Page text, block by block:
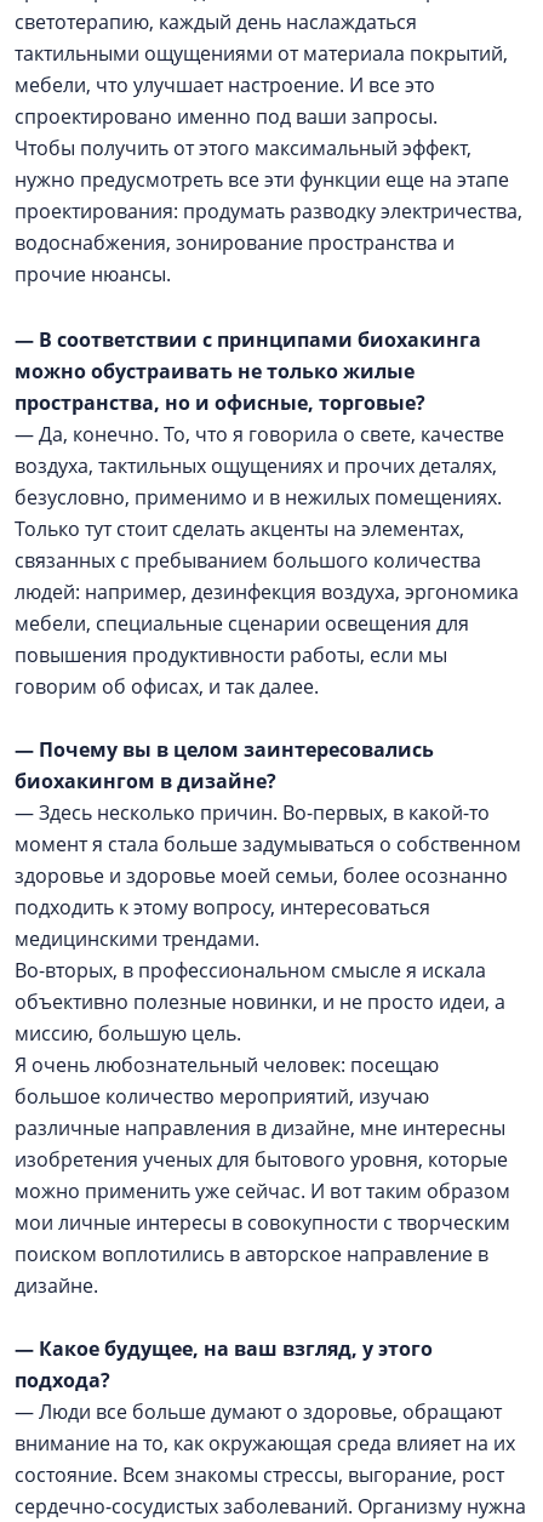
светотерапию, каждый день наслаждаться
тактильными ощущениями от материала покрытий,
мебели, что улучшает настроение. И все это
спроектировано именно под ваши запросы.
Чтобы получить от этого максимальный эффект,
нужно предусмотреть все эти функции еще на этапе
проектирования: продумать разводку электричества,
водоснабжения, зонирование пространства и
прочие нюансы.
— В соответствии с принципами биохакинга
можно обустраивать не только жилые
пространства, но и офисные, торговые?
— Да, конечно. То, что я говорила о свете, качестве
воздуха, тактильных ощущениях и прочих деталях,
безусловно, применимо и в нежилых помещениях.
Только тут стоит сделать акценты на элементах,
связанных с пребыванием большого количества
людей: например, дезинфекция воздуха, эргономика
мебели, специальные сценарии освещения для
повышения продуктивности работы, если мы
говорим об офисах, и так далее.
— Почему вы в целом заинтересовались
биохакингом в дизайне?
— Здесь несколько причин. Во-первых, в какой-то
момент я стала больше задумываться о собственном
здоровье и здоровье моей семьи, более осознанно
подходить к этому вопросу, интересоваться
медицинскими трендами.
Во-вторых, в профессиональном смысле я искала
объективно полезные новинки, и не просто идеи, а
миссию, большую цель.
Я очень любознательный человек: посещаю
большое количество мероприятий, изучаю
различные направления в дизайне, мне интересны
изобретения ученых для бытового уровня, которые
можно применить уже сейчас. И вот таким образом
мои личные интересы в совокупности с творческим
поиском воплотились в авторское направление в
дизайне.
— Какое будущее, на ваш взгляд, у этого
подхода?
— Люди все больше думают о здоровье, обращают
внимание на то, как окружающая среда влияет на их
состояние. Всем знакомы стрессы, выгорание, рост
сердечно-сосудистых заболеваний. Организму нужна